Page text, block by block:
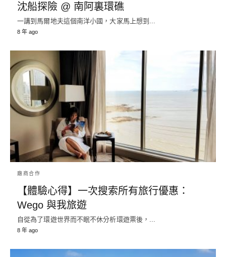
沈船探險 @ 南阿裏環礁
一講到馬爾地夫這個南洋小國，大家馬上想到...
8 年 ago
廠商合作
【體驗心得】一次搜索所有旅行優惠：
Wego 與我旅遊
自從為了環遊世界而不眠不休分析環遊票後，...
8 年 ago